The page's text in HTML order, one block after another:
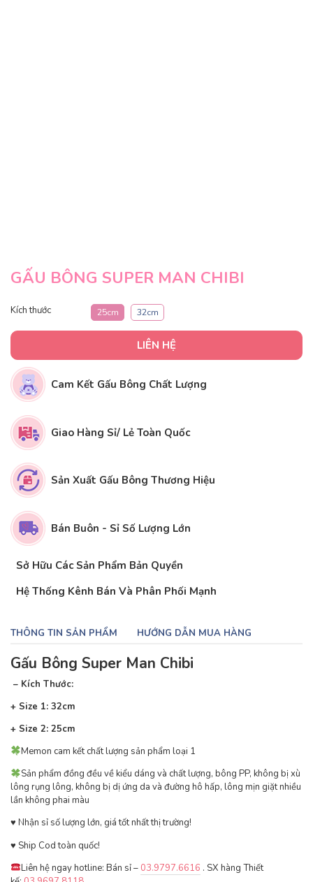
GẤU BÔNG SUPER MAN CHIBI
Kích thước 25cm 32cm
LIÊN HỆ
Cam Kết Gấu Bông Chất Lượng
Giao Hàng Sỉ/ Lẻ Toàn Quốc
Sản Xuất Gấu Bông Thương Hiệu
Bán Buôn - Sỉ Số Lượng Lớn
Sở Hữu Các Sản Phẩm Bản Quyền
Hệ Thống Kênh Bán Và Phân Phối Mạnh
THÔNG TIN SẢN PHẨM HƯỚNG DẪN MUA HÀNG
Gấu Bông Super Man Chibi
– Kích Thước:
+ Size 1: 32cm
+ Size 2: 25cm
Memon cam kết chất lượng sản phẩm loại 1
Sản phẩm đồng đều về kiểu dáng và chất lượng, bông PP, không bị xù
lông rụng lông, không bị dị ứng da và đường hô hấp, lông mịn giặt nhiều
lần không phai màu
♥ ️Nhận sỉ số lượng lớn, giá tốt nhất thị trường!
♥ ️Ship Cod toàn quốc!
Liên hệ ngay hotline: Bán sỉ – 03.9797.6616 . SX hàng Thiết